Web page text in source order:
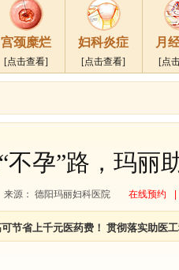
宫颈糜烂
[点击查看]
妇科炎症
[点击查看]
月
[点
不孕”路，玛丽
来源： 德阳玛丽妇科医院 在线预约
省上千元医药费！ 贯彻落实助医工